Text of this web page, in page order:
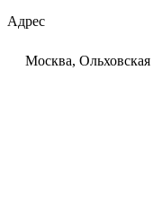
Адрес
Москва,